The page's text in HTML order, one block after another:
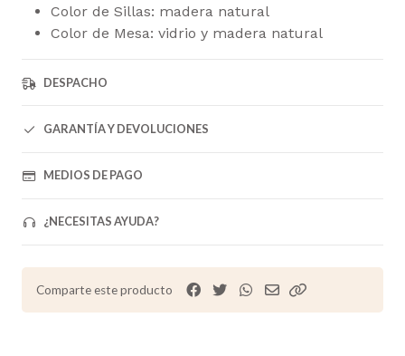
Color de Sillas: madera natural
Color de Mesa: vidrio y madera natural
DESPACHO
GARANTÍA Y DEVOLUCIONES
MEDIOS DE PAGO
¿NECESITAS AYUDA?
Comparte este producto